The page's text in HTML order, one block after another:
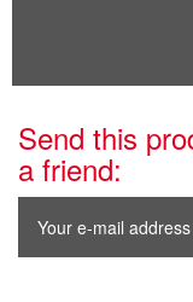
Send this
a friend: